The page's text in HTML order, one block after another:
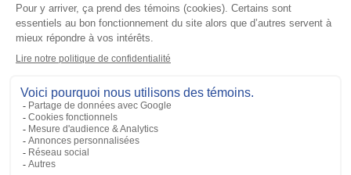
Radios mobiles
CM300D (UHF 403-470M) 99 CH 25W,
Analogue